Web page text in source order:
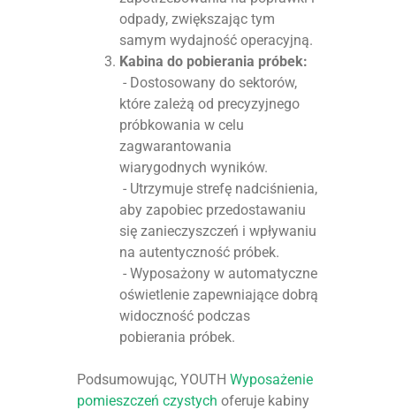
odpady, zwiększając tym
samym wydajność operacyjną.
Kabina do pobierania próbek:
- Dostosowany do sektorów,
które zależą od precyzyjnego
próbkowania w celu
zagwarantowania
wiarygodnych wyników.
- Utrzymuje strefę nadciśnienia,
aby zapobiec przedostawaniu
się zanieczyszczeń i wpływaniu
na autentyczność próbek.
- Wyposażony w automatyczne
oświetlenie zapewniające dobrą
widoczność podczas
pobierania próbek.
Podsumowując, YOUTHWyposażenie
pomieszczeń czystych oferuje kabiny